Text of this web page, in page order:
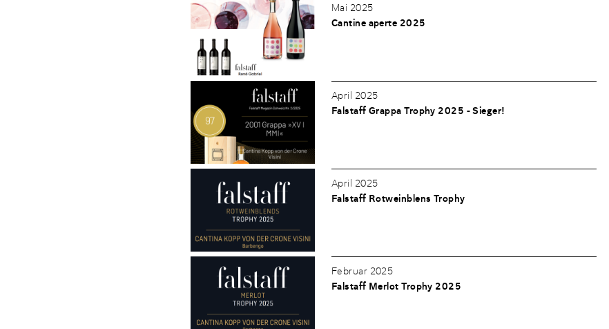
Mai 2025
Cantine aperte 2025
April 2025
Falstaff Grappa Trophy 2025 - Sieger!
April 2025
Falstaff Rotweinblens Trophy
Februar 2025
Falstaff Merlot Trophy 2025